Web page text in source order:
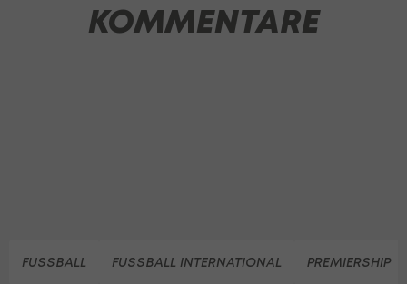
KOMMENTARE
FUSSBALL FUSSBALL INTERNATIONAL PREMIERSHIP